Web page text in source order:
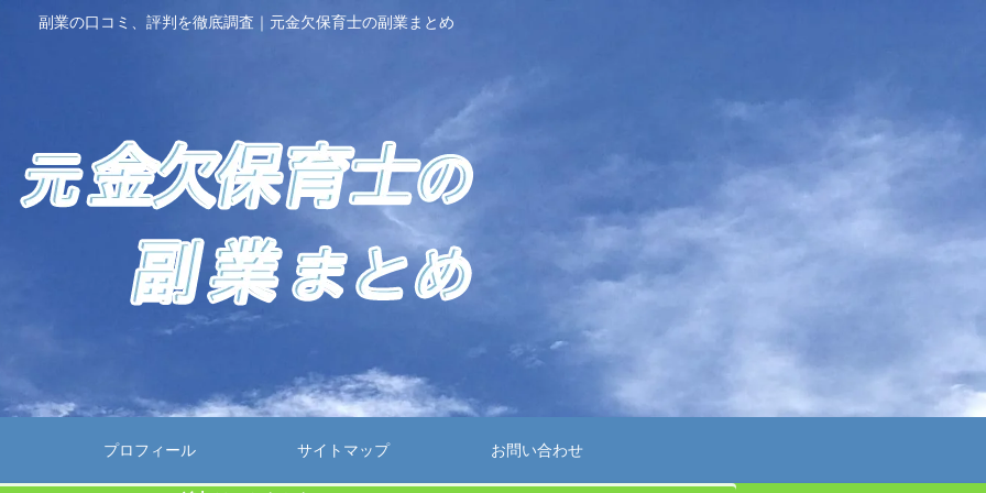
副業の口コミ、評判を徹底調査｜元金欠保育士の副業まとめ
プロフィール サイトマップ お問い合わせ